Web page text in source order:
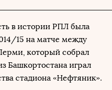
в истории РПЛ была
15 на матче между
который собрал
Башкортостана играл
стадиона «Нефтяник».